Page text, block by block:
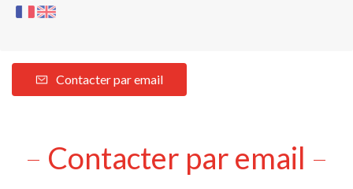
Contacter par email
Contacter par email